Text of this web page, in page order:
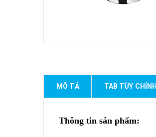
MÔ TẢ TAB TÙY CHỈNH
Thông tin sản phẩm: